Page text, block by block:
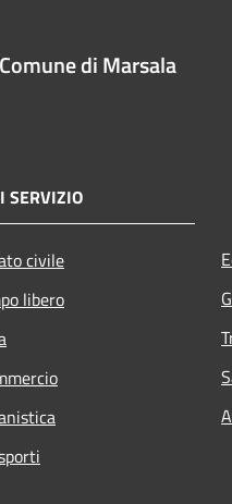
Comune di Marsala
SERVIZIO
civile
libero